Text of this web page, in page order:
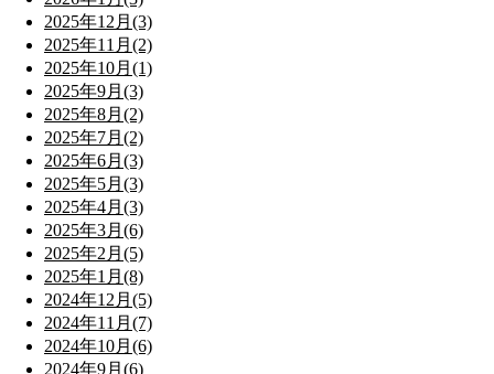
2025年12月(3)
2025年11月(2)
2025年10月(1)
2025年9月(3)
2025年8月(2)
2025年7月(2)
2025年6月(3)
2025年5月(3)
2025年4月(3)
2025年3月(6)
2025年2月(5)
2025年1月(8)
2024年12月(5)
2024年11月(7)
2024年10月(6)
2024年9月(6)